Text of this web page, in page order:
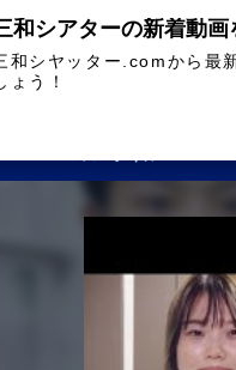
［公式YouTube］から最新お
和シアターの新着動画
和シヤッター.comから最
ょう！